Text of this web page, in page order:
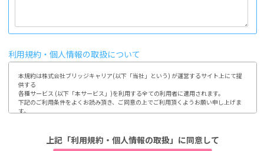
利用規約・個人情報の取扱について
本規約は株式会社ブリッジキャリア(以下「当社」という) が運営するサイト上にて提
供する
各種サービス (以下「本サービス」)を利用する全ての利用者に適用されます。
下記のご利用条件をよくお読み頂き、ご同意の上でご利用頂くようお願い申し上げま
す。
1.第1条 利用及び登録
利用登録やお申込みは、当社が定める方法によって行って頂きます。
上記「利用規約・個人情報の取扱」に同意して